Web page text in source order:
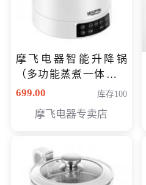
摩飞电器智能升降锅
（多功能蒸煮一体锅）
（智能升降养生锅） 会
699.00 库存100
摩飞电器专卖店